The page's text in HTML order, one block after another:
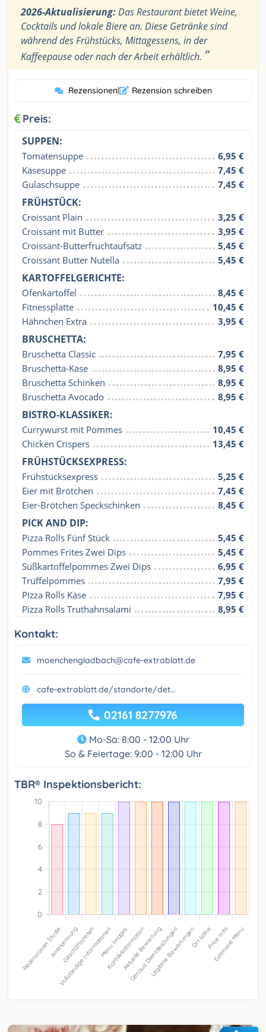
2026-Aktualisierung:Das Restaurant bietet Weine,
Cocktails und lokale Biere an. Diese Getränke sind
während des Frühstücks, Mittagessens, in der
Kaffeepause oder nach der Arbeit erhältlich. ”
Rezensionen| Rezension schreiben
Preis:
SUPPEN:
Tomatensuppe
6,95 €
Käsesuppe
7,45 €
Gulaschsuppe
7,45 €
FRÜHSTÜCK:
Croissant Plain
3,25 €
Croissant mit Butter
3,95 €
Croissant-Butterfruchtaufsatz
5,45 €
Croissant Butter Nutella
5,45 €
KARTOFFELGERICHTE:
Ofenkartoffel
8,45 €
Fitnessplatte
10,45 €
Hähnchen Extra
3,95 €
BRUSCHETTA:
Bruschetta Classic
7,95 €
Bruschetta-Käse
8,95 €
Bruschetta Schinken
8,95 €
Bruschetta Avocado
8,95 €
BISTRO-KLASSIKER:
Currywurst mit Pommes
10,45 €
Chicken Crispers
13,45 €
FRÜHSTÜCKSEXPRESS:
Frühstücksexpress
5,25 €
Eier mit Brötchen
7,45 €
Eier-Brötchen Speckschinken
8,45 €
PICK AND DIP:
Pizza Rolls Fünf Stück
5,45 €
Pommes Frites Zwei Dips
5,45 €
Süßkartoffelpommes Zwei Dips
6,95 €
Trüffelpommes
7,95 €
Pizza Rolls Käse
7,95 €
Pizza Rolls Truthahnsalami
8,95 €
Kontakt:
moenchengladbach@cafe-extrablatt.de
cafe-extrablatt.de/standorte/det...
02161 8277976
Mo-Sa: 8:00 - 12:00 Uhr
So & Feiertage: 9:00 - 12:00 Uhr
TBR® Inspektionsbericht: